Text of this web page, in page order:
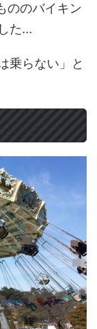
ののバイキン
た...
乗らない」と